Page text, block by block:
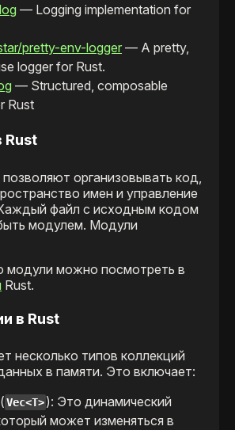
— Logging implementation for
pretty-env-logger— A pretty,
logger for Rust.
— Structured, composable
Rust
Rust
организовывать код,
имен и управление
файл с исходным кодом
модулем. Модули
модули можно посмотреть в
Rust.
в Rust
несколько типов коллекций
в памяти. Это включает:
Vec<T>): Это динамический
может изменяться в